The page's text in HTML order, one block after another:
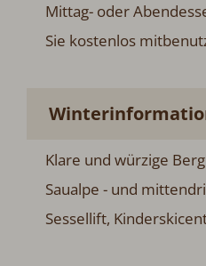
Mittag- oder
Sie kostenlos
Klare und würzige
Saualpe - und
Sessellift,